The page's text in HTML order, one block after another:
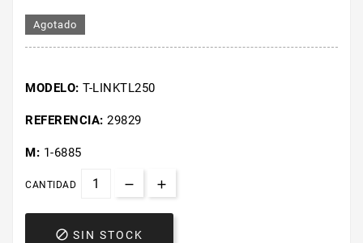
Agotado
MODELO: T-LINKTL250
REFERENCIA: 29829
M: 1-6885
CANTIDAD
 SIN STOCK